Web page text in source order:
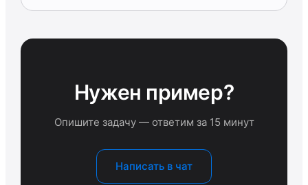
Нужен пример?
Опишите задачу — ответим за 15 минут
Написать в чат